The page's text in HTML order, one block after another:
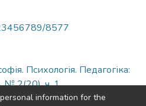
8577
Психологія. Педагогіка:
№ 2(20), ч. 1
information for the